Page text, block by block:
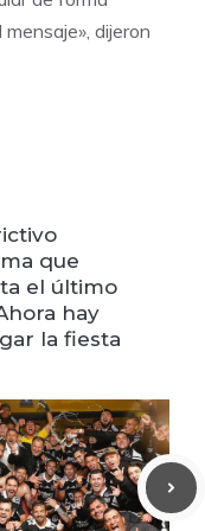
dijeron
que
el último
hay
la fiesta